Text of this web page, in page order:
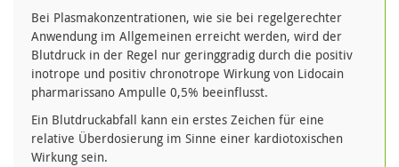
Bei Plasmakonzentrationen, wie sie bei regelgerechter
Anwendung im Allgemeinen erreicht werden, wird der
Blutdruck in der Regel nur geringgradig durch die positiv
inotrope und positiv chronotrope Wirkung von Lidocain
pharmarissano Ampulle 0,5% beeinflusst.
Ein Blutdruckabfall kann ein erstes Zeichen für eine
relative Überdosierung im Sinne einer kardiotoxischen
Wirkung sein.